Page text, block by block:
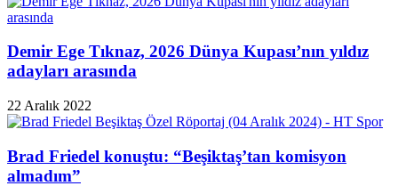
Demir Ege Tıknaz, 2026 Dünya Kupası’nın yıldız
adayları arasında
22 Aralık 2022
Brad Friedel konuştu: “Beşiktaş’tan komisyon
almadım”